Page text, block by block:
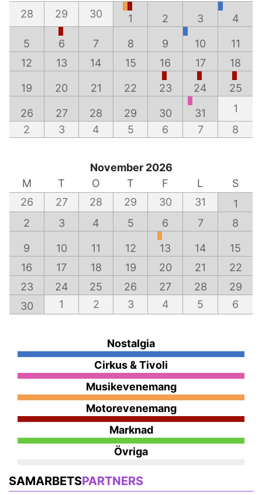
28
29 30 1 2 3 4
5 6 7 8 9 10
11
12
13 14 15 16 17 18
19 20 21 22 23 24 25
26 27 28 29 30 31
1
2
3 4 5 6 7 8
November 2026
M
T O T F L
S
26
27 28 29 30 31
1
2
3 4 5 6 7 8
9 10 11 12 13 14
15
16
17 18 19 20 21
22
23
24 25 26 27 28
29
30
1 2 3 4 5 6
Nostalgia
Cirkus & Tivoli
Musikevenemang
Motorevenemang
Marknad
Övriga
SAMARBETSPARTNERS